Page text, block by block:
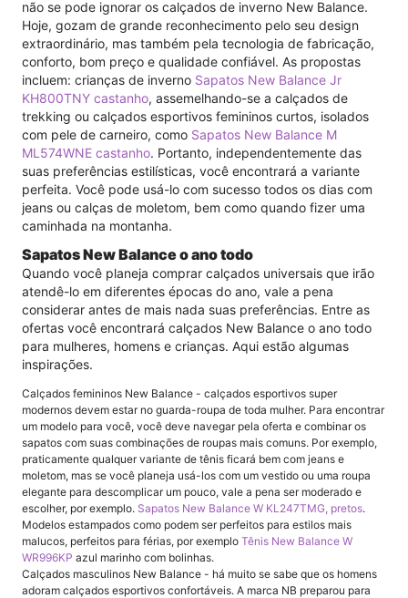
não se pode ignorar os calçados de inverno New Balance.
Hoje, gozam de grande reconhecimento pelo seu design
extraordinário, mas também pela tecnologia de fabricação,
conforto, bom preço e qualidade confiável. As propostas
incluem: crianças de inverno Sapatos New Balance Jr
KH800TNY castanho, assemelhando-se a calçados de
trekking ou calçados esportivos femininos curtos, isolados
com pele de carneiro, como Sapatos New Balance M
ML574WNE castanho. Portanto, independentemente das
suas preferências estilísticas, você encontrará a variante
perfeita. Você pode usá-lo com sucesso todos os dias com
jeans ou calças de moletom, bem como quando fizer uma
caminhada na montanha.
Sapatos New Balance o ano todo
Quando você planeja comprar calçados universais que irão
atendê-lo em diferentes épocas do ano, vale a pena
considerar antes de mais nada suas preferências. Entre as
ofertas você encontrará calçados New Balance o ano todo
para mulheres, homens e crianças. Aqui estão algumas
inspirações.
Calçados femininos New Balance - calçados esportivos super
modernos devem estar no guarda-roupa de toda mulher. Para encontrar
um modelo para você, você deve navegar pela oferta e combinar os
sapatos com suas combinações de roupas mais comuns. Por exemplo,
praticamente qualquer variante de tênis ficará bem com jeans e
moletom, mas se você planeja usá-los com um vestido ou uma roupa
elegante para descomplicar um pouco, vale a pena ser moderado e
escolher, por exemplo. Sapatos New Balance W KL247TMG, pretos.
Modelos estampados como podem ser perfeitos para estilos mais
malucos, perfeitos para férias, por exemplo Tênis New Balance W
WR996KP azul marinho com bolinhas.
Calçados masculinos New Balance - há muito se sabe que os homens
adoram calçados esportivos confortáveis. A marca NB preparou para